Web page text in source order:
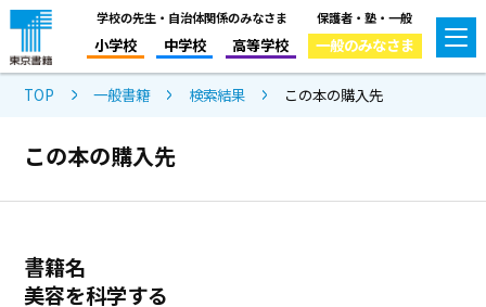
学校の先生・自治体関係のみなさま
小学校 中学校 高等学校
保護者・塾・一般
一般のみなさま
TOP 一般書籍 検索結果 この本の購入先
この本の購入先
書籍名
美容を科学する